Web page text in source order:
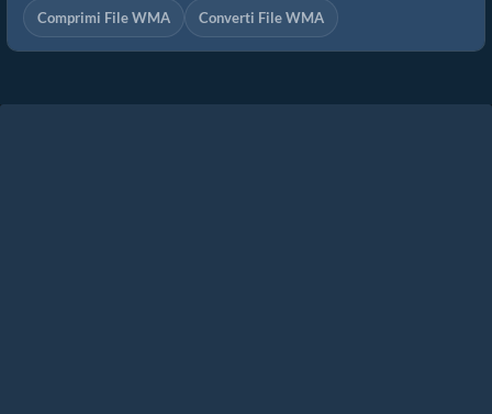
Comprimi File WMA Converti File WMA